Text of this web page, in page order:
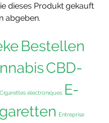
dieses Produkt gekauft
abgeben.
Bestellen
CBD-
Cigarettes électroniques E-
Entreprise